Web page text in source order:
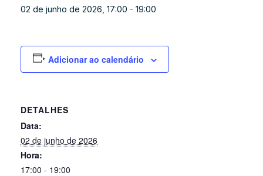
02 de junho de 2026, 17:00 - 19:00
Adicionar ao calendário
DETALHES
Data:
02 de junho de 2026
Hora:
17:00 - 19:00